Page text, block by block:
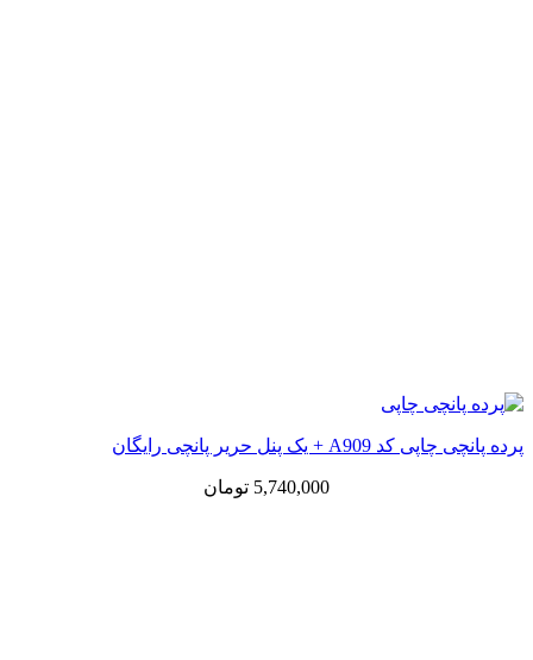
پرده پانچی چاپی کد A909 + یک پنل حریر پانچی رایگان
5,740,000 تومان